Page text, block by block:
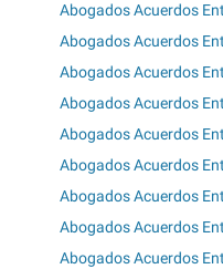
Abogados Acuerdos
Abogados Acuerdos
Abogados Acuerdos
Abogados Acuerdos
Abogados Acuerdos
Abogados Acuerdos
Abogados Acuerdos
Abogados Acuerdos
Abogados Acuerdos